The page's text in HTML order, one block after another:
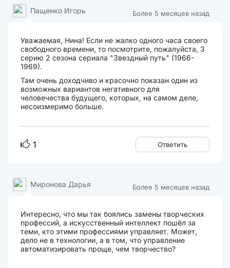
Более 5 месяцев назад
Пащенко Игорь
Уважаемая, Нина! Если не жалко одного часа своего
свободного времени, то посмотрите, пожалуйста, 3
серию 2 сезона сериала "Звездный путь" (1966-
1969).
Там очень доходчиво и красочно показан один из
возможных вариантов негативного для
человечества будущего, которых, на самом деле,
несоизмеримо больше.
1 Ответить
Более 5 месяцев назад
Миронова Дарья
Интересно, что мы так боялись замены творческих
профессий, а искусственный интеллект пошёл за
теми, кто этими профессиями управляет. Может,
дело не в технологии, а в том, что управление
автоматизировать проще, чем творчество?